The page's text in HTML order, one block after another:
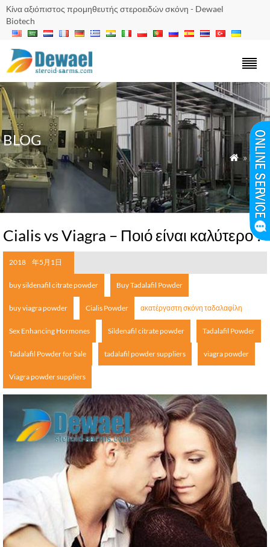
Κίνα αξιόπιστος προμηθευτής στεροειδών σκόνη - Dewael
Biotech
BLOG
 » blog
Cialis vs Viagra – Ποιό είναι καλύτερο ?
2018 年5月1日
buy sildenafil citrate powder Buy Tadalafil Powder
buy viagra powder Cialis Powder ακατέργαστη σκόνη ταδαλαφίλη
Sex Enhancing Hormones Sildenafil citrate powder Tadalafil Powder
Tadalafil Powder for Sale tadalafil powder suppliers viagra powder
Viagra powder suppliers